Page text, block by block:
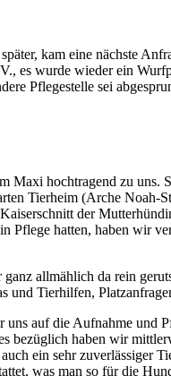
kam eine nächste
es wurde wieder ein
Pflegestelle sei
Maxi hochtragend zu uns.
Tierheim (Arche Noah-
der
Pflege hatten, haben wir
allmählich da rein
und Tierhilfen,
uns auf die Aufnahme und
bezüglich haben wir
ein sehr zuverlässiger
was man so für die